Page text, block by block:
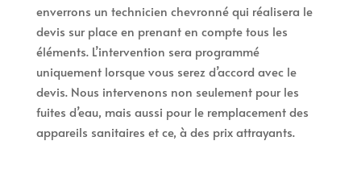
enverrons un technicien chevronné qui réalisera le
devis sur place en prenant en compte tous les
éléments. L’intervention sera programmé
uniquement lorsque vous serez d’accord avec le
devis. Nous intervenons non seulement pour les
fuites d’eau, mais aussi pour le remplacement des
appareils sanitaires et ce, à des prix attrayants.